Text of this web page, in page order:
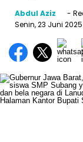
Abdul Aziz
-
Senin, 23 Juni 2025